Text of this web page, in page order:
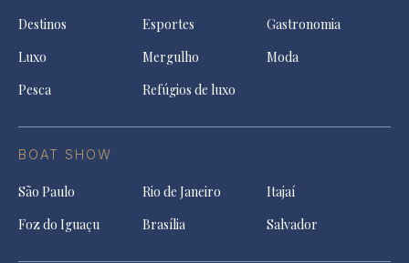
Destinos Esportes
Gastronomia
Luxo
Mergulho
Moda
Pesca
Refúgios de luxo
BOAT SHOW
São Paulo Rio de Janeiro
Itajaí
Foz do Iguaçu
Brasília Salvador